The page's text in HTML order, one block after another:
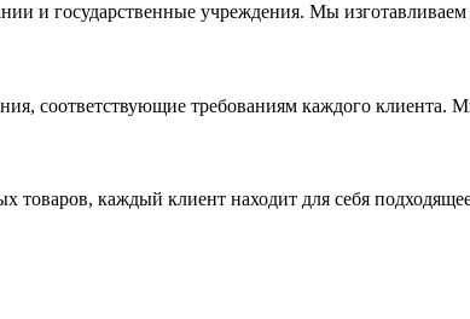
и государственные учреждения. Мы
соответствующие требованиям каждого клиента.
товаров, каждый клиент находит для себя